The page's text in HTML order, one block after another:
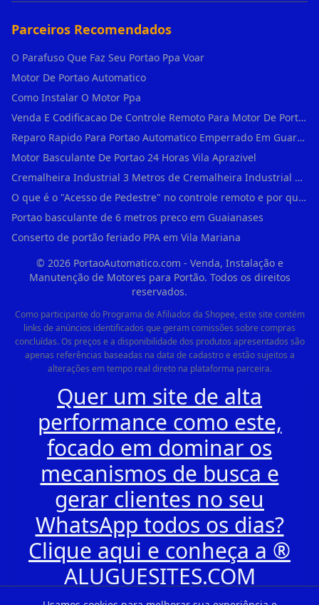
Parceiros Recomendados
O Parafuso Que Faz Seu Portao Ppa Voar
Motor De Portao Automatico
Como Instalar O Motor Ppa
Venda E Codificacao De Controle Remoto Para Motor De Portao
Reparo Rapido Para Portao Automatico Emperrado Em Guarulhos
Motor Basculante De Portao 24 Horas Vila Aprazivel
Cremalheira Industrial 3 Metros de Cremalheira Industrial Para Motores Deslizant em Rio Pequeno
O que é o "Acesso de Pedestre" no controle remoto e por que usá-lo em Água Branca?
Portao basculante de 6 metros preco em Guaianases
Conserto de portão feriado PPA em Vila Mariana
© 2026PortaoAutomatico.com - Venda, Instalação e
Manutenção de Motores para Portão. Todos os direitos
reservados.
Como participante do Programa de Afiliados da Shopee, este site contém
links de anúncios identificados que geram comissões sobre compras
concluídas. Os preços e a disponibilidade dos produtos apresentados são
apenas referências baseadas na data de cadastro e estão sujeitos a
alterações em tempo real direto na plataforma parceira.
Quer um site de alta
performance como este,
focado em dominar os
mecanismos de busca e
gerar clientes no seu
WhatsApp todos os dias?
Clique aqui e conheça a ®
ALUGUESITES.COM